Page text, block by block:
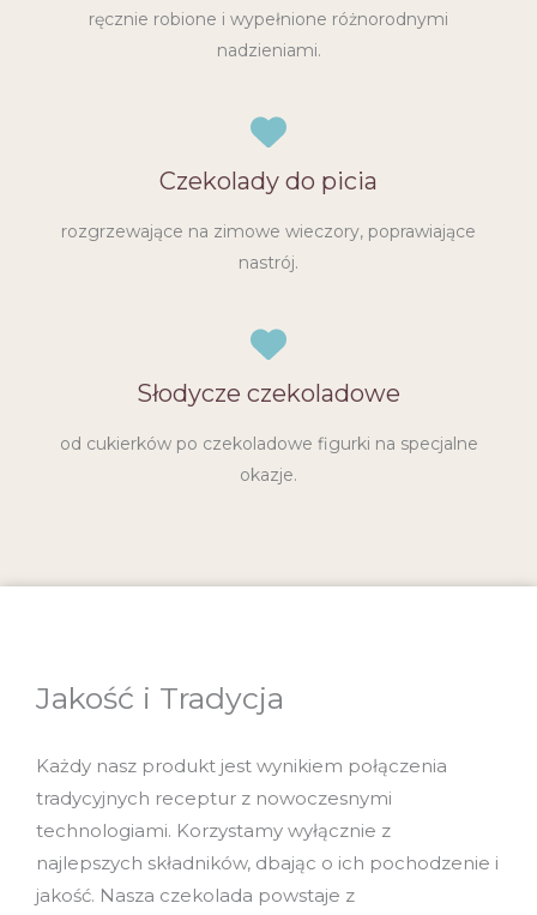
ręcznie robione i wypełnione różnorodnymi
nadzieniami.
Czekolady do picia
rozgrzewające na zimowe wieczory, poprawiające
nastrój.
Słodycze czekoladowe
od cukierków po czekoladowe figurki na specjalne
okazje.
Jakość i Tradycja
Każdy nasz produkt jest wynikiem połączenia
tradycyjnych receptur z nowoczesnymi
technologiami. Korzystamy wyłącznie z
najlepszych składników, dbając o ich pochodzenie i
jakość. Nasza czekolada powstaje z